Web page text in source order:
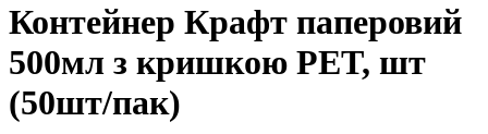
Контейнер Крафт паперовий
500мл з кришкою PET, шт
(50шт/пак)